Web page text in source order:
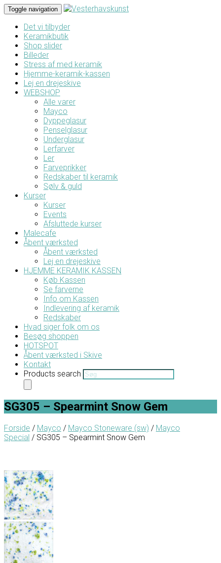
Toggle navigation
Det vi tilbyder
Keramikbutik
Shop slider
Billeder
Stress af med keramik
Hjemme-keramik-kassen
Lej en drejeskive
WEBSHOP
Alle varer
Mayco
Dyppeglasur
Penselglasur
Underglasur
Lerfarver
Ler
Farveprikker
Redskaber til keramik
Sølv & guld
Kurser
Kurser
Events
Afsluttede kurser
Malecafe
Åbent værksted
Åbent værksted
Lej en drejeskive
HJEMME KERAMIK KASSEN
Køb Kassen
Se farverne
Info om Kassen
Indlevering af keramik
Redskaber
Hvad siger folk om os
Besøg shoppen
HOTSPOT
Åbent værksted i Skive
Kontakt
Products search
SG305 – Spearmint Snow Gem
Forside / Mayco / Mayco Stoneware (sw) / Mayco
Special / SG305 – Spearmint Snow Gem